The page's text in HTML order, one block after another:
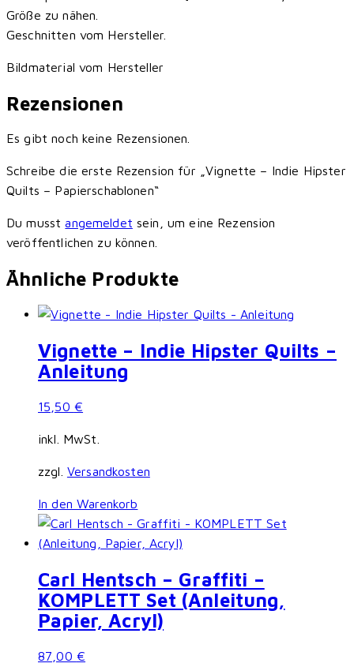
Größe zu nähen.
Geschnitten vom Hersteller.
Bildmaterial vom Hersteller
Rezensionen
Es gibt noch keine Rezensionen.
Schreibe die erste Rezension für „Vignette – Indie Hipster
Quilts – Papierschablonen“
Du musstangemeldet sein, um eine Rezension
veröffentlichen zu können.
Ähnliche Produkte
Vignette – Indie Hipster Quilts –
Anleitung
15,50 €
inkl. MwSt.
zzgl. Versandkosten
In den Warenkorb
Carl Hentsch – Graffiti –
KOMPLETT Set (Anleitung,
Papier, Acryl)
87,00 €